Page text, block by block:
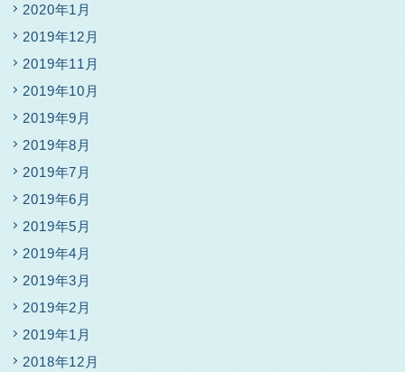
2020年1月
2019年12月
2019年11月
2019年10月
2019年9月
2019年8月
2019年7月
2019年6月
2019年5月
2019年4月
2019年3月
2019年2月
2019年1月
2018年12月